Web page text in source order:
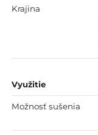
Krajina
Využitie
Možnosť sušenia